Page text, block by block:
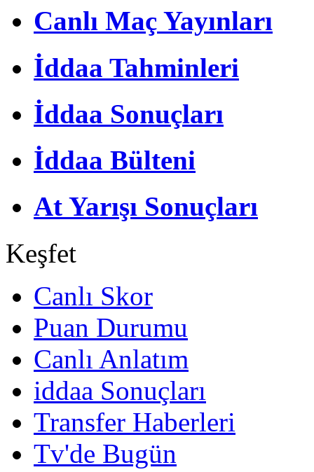
Canlı Maç Yayınları
İddaa Tahminleri
İddaa Sonuçları
İddaa Bülteni
At Yarışı Sonuçları
Keşfet
Canlı Skor
Puan Durumu
Canlı Anlatım
iddaa Sonuçları
Transfer Haberleri
Tv'de Bugün